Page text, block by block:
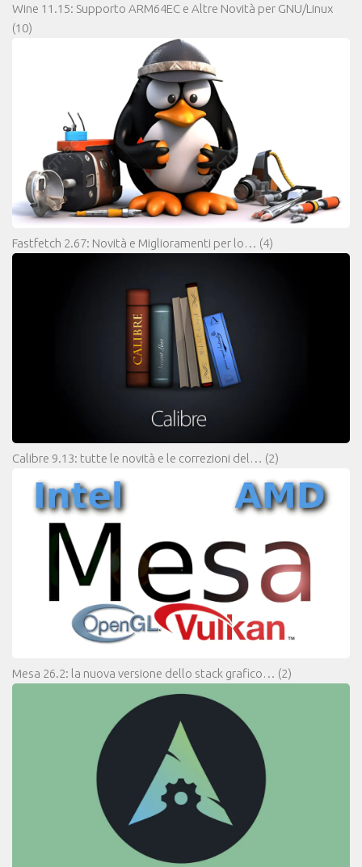
Wine 11.15: Supporto ARM64EC e Altre Novità per GNU/Linux
(10)
Fastfetch 2.67: Novità e Miglioramenti per lo… (4)
Calibre 9.13: tutte le novità e le correzioni del… (2)
Mesa 26.2: la nuova versione dello stack grafico… (2)